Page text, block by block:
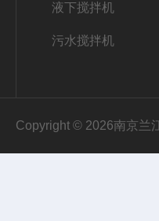
液下搅拌机
污水搅拌机
Copyright © 2026南京兰